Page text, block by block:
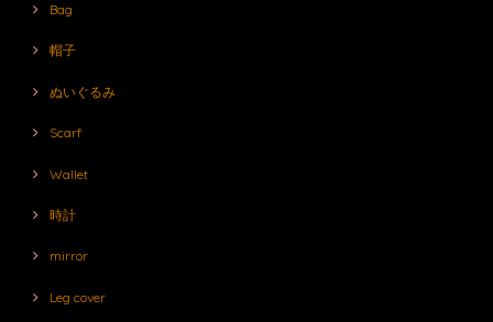
Bag
帽子
ぬいぐるみ
Scarf
Wallet
時計
mirror
Leg cover